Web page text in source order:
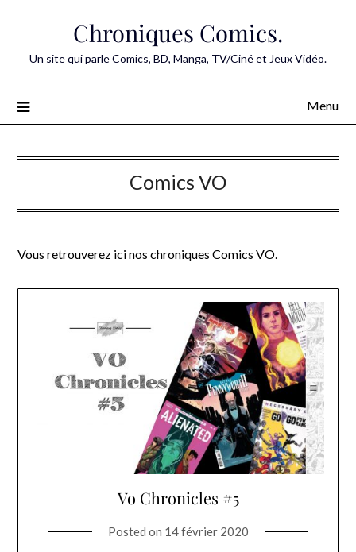
Chroniques Comics.
Un site qui parle Comics, BD, Manga, TV/Ciné et Jeux Vidéo.
Menu
Comics VO
Vous retrouverez ici nos chroniques Comics VO.
Vo Chronicles #5
Posted on 14 février 2020